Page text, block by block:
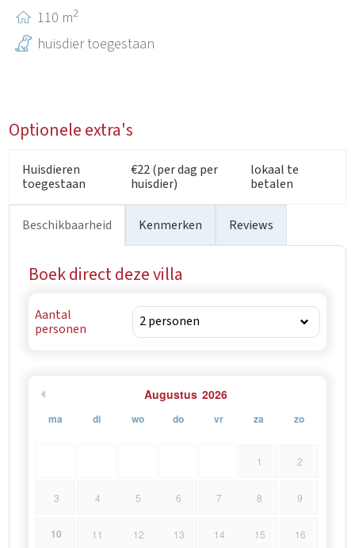
110 m2
huisdier toegestaan
Optionele extra's
Huisdieren
toegestaan
€22 (per dag per
huisdier)
lokaal te
betalen
Beschikbaarheid Kenmerken Reviews
Boek direct deze villa
Aantal
personen
Augustus 2026
ma di wo do vr za zo
1 2
3 4 5 6 7 8 9
10 11 12 13 14 15 16